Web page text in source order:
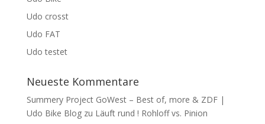
Udo crosst
Udo FAT
Udo testet
Neueste Kommentare
Summery Project GoWest – Best of, more & ZDF |
Udo Bike Blogzu Läuft rund ! Rohloff vs. Pinion